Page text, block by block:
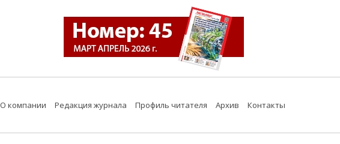
О компании Редакция журнала Профиль читателя Архив Контакты